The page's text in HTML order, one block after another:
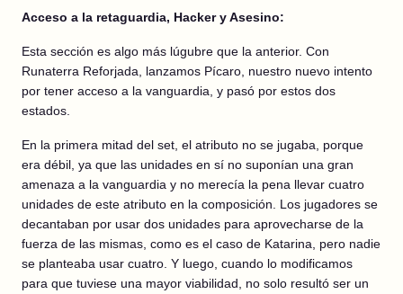
Acceso a la retaguardia, Hacker y Asesino:
Esta sección es algo más lúgubre que la anterior. Con
Runaterra Reforjada, lanzamos Pícaro, nuestro nuevo intento
por tener acceso a la vanguardia, y pasó por estos dos
estados.
En la primera mitad del set, el atributo no se jugaba, porque
era débil, ya que las unidades en sí no suponían una gran
amenaza a la vanguardia y no merecía la pena llevar cuatro
unidades de este atributo en la composición. Los jugadores se
decantaban por usar dos unidades para aprovecharse de la
fuerza de las mismas, como es el caso de Katarina, pero nadie
se planteaba usar cuatro. Y luego, cuando lo modificamos
para que tuviese una mayor viabilidad, no solo resultó ser un